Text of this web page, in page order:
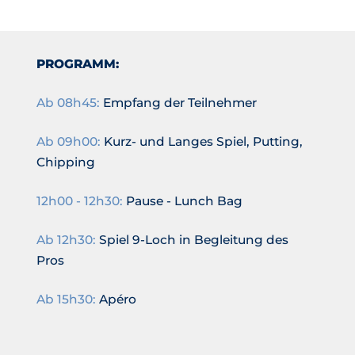
PROGRAMM:
Ab 08h45: Empfang der Teilnehmer
Ab 09h00: Kurz- und Langes Spiel, Putting,
Chipping
12h00 - 12h30: Pause - Lunch Bag
Ab 12h30:Spiel 9-Loch in Begleitung des
Pros
Ab 15h30:Apéro